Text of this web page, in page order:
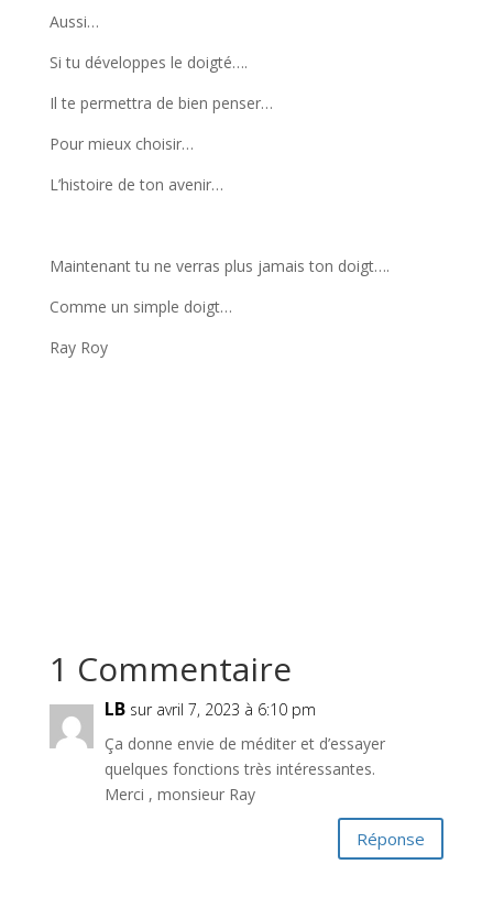
Aussi…
Si tu développes le doigté….
Il te permettra de bien penser…
Pour mieux choisir…
L’histoire de ton avenir…
Maintenant tu ne verras plus jamais ton doigt….
Comme un simple doigt…
Ray Roy
1 Commentaire
LB sur avril 7, 2023 à 6:10 pm
Ça donne envie de méditer et d’essayer
quelques fonctions très intéressantes.
Merci , monsieur Ray
Réponse